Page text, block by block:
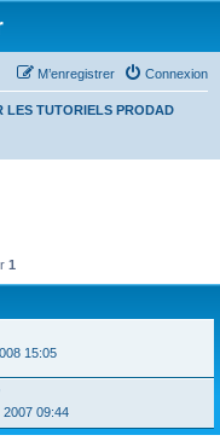
Connexion
M’enregistrer
LES TUTORIELS PRODAD
1
15:05
09:44